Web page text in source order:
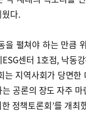
다.
을 펼쳐야 하는 만큼
센터 1호점, 낙동
는 지역사회가 당면
공론의 장도 자주
정책토론회’를 개최